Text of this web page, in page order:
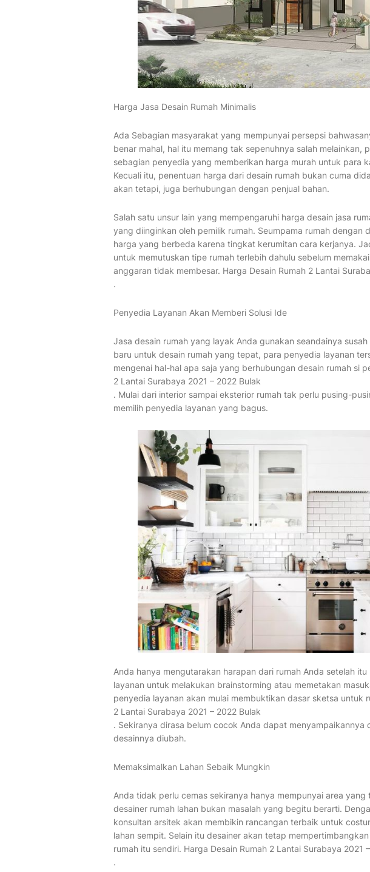
Harga Jasa Desain Rumah Minimalis
Ada Sebagian masyarakat yang mempunyai persepsi
benar mahal, hal itu memang tak sepenuhnya salah melainkan,
sebagian penyedia yang memberikan harga murah untuk para
Kecuali itu, penentuan harga dari desain rumah bukan cuma
akan tetapi, juga berhubungan dengan penjual bahan.
Salah satu unsur lain yang mempengaruhi harga desain jasa
yang diinginkan oleh pemilik rumah. Seumpama rumah dengan
harga yang berbeda karena tingkat kerumitan cara kerjanya.
untuk memutuskan tipe rumah terlebih dahulu sebelum
anggaran tidak membesar. Harga Desain Rumah 2 Lantai
.
Penyedia Layanan Akan Memberi Solusi Ide
Jasa desain rumah yang layak Anda gunakan seandainya
baru untuk desain rumah yang tepat, para penyedia layanan
mengenai hal-hal apa saja yang berhubungan desain rumah si
2 Lantai Surabaya 2021 – 2022 Bulak
. Mulai dari interior sampai eksterior rumah tak perlu pusing-
memilih penyedia layanan yang bagus.
Anda hanya mengutarakan harapan dari rumah Anda setelah
layanan untuk melakukan brainstorming atau memetakan
penyedia layanan akan mulai membuktikan dasar sketsa untuk
2 Lantai Surabaya 2021 – 2022 Bulak
. Sekiranya dirasa belum cocok Anda dapat menyampaikannya
desainnya diubah.
Memaksimalkan Lahan Sebaik Mungkin
Anda tidak perlu cemas sekiranya hanya mempunyai area
desainer rumah lahan bukan masalah yang begitu berarti.
konsultan arsitek akan membikin rancangan terbaik untuk
lahan sempit. Selain itu desainer akan tetap
rumah itu sendiri. Harga Desain Rumah 2 Lantai Surabaya 2021
.